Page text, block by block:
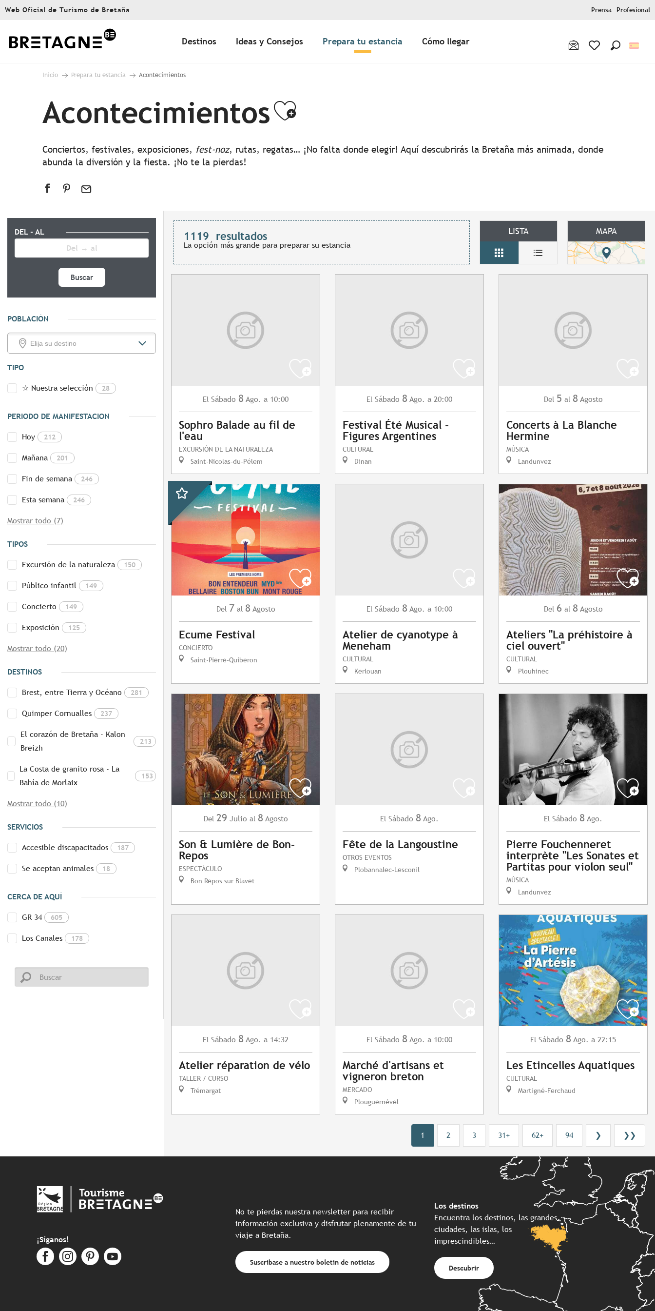
Aller
principal
Web Oficial de Turismo de Bretaña Prensa Profesional
Destinos Ideas y Consejos Prepara tu estancia Cómo llegar
Inicio Prepara tu estancia Acontecimientos
AcontecimientosAjouter aux favoris
Conciertos, festivales, exposiciones, fest-noz, rutas, regatas… ¡No falta donde elegir! Aquí descubrirás la Bretaña más animada, donde
abunda la diversión y la fiesta. ¡No te la pierdas!
DEL - AL
Buscar
POBLACIÓN
TIPO
☆ Nuestra selección 28
PERIODO DE MANIFESTACION
Hoy 212
Mañana 201
Fin de semana 246
Esta semana 246
Mostrar todo (7)
TIPOS
Excursión de la naturaleza 150
Público infantil 149
Concierto 149
Exposición 125
Mostrar todo (20)
DESTINOS
Brest, entre Tierra y Océano 281
Quimper Cornualles 237
El corazón de Bretaña - Kalon
Breizh
213
La Costa de granito rosa - La
Bahía de Morlaix
153
Mostrar todo (10)
SERVICIOS
Accesible discapacitados 187
Se aceptan animales 18
CERCA DE AQUÍ
GR 34 605
Los Canales 178
1119 resultados
La opción más grande para preparar su estancia
LISTA MAPA
El Sábado 8 Ago. a 10:00
Sophro Balade au fil de
l'eau
EXCURSIÓN DE LA NATURALEZA
Saint-Nicolas-du-Pélem
El Sábado 8 Ago. a 20:00
Festival Été Musical -
Figures Argentines
CULTURAL
Dinan
Del 5 al 8 Agosto
Concerts à La Blanche
Hermine
MÚSICA
Landunvez
Del 7 al 8 Agosto
Ecume Festival
CONCIERTO
Saint-Pierre-Quiberon
El Sábado 8 Ago. a 10:00
Atelier de cyanotype à
Meneham
CULTURAL
Kerlouan
Del 6 al 8 Agosto
Ateliers "La préhistoire à
ciel ouvert"
CULTURAL
Plouhinec
Del 29 Julio al 8 Agosto
Son & Lumière de Bon-
Repos
ESPECTÁCULO
Bon Repos sur Blavet
El Sábado 8 Ago.
Fête de la Langoustine
OTROS EVENTOS
Plobannalec-Lesconil
El Sábado 8 Ago.
Pierre Fouchenneret
interprète "Les Sonates et
Partitas pour violon seul"
MÚSICA
Landunvez
El Sábado 8 Ago. a 14:32
Atelier réparation de vélo
TALLER / CURSO
Trémargat
El Sábado 8 Ago. a 10:00
Marché d'artisans et
vigneron breton
MERCADO
Plouguernével
El Sábado 8 Ago. a 22:15
Les Etincelles Aquatiques
CULTURAL
Martigné-Ferchaud
1 2 3 31+ 62+ 94 ❯ ❯❯
¡Síganos!
No te pierdas nuestra newsletter para recibir
información exclusiva y disfrutar plenamente de tu
viaje a Bretaña.
Suscríbase a nuestro boletín de noticias
Los destinos
Encuentra los destinos, las grandes
ciudades, las islas, los
imprescindibles…
Descubrir